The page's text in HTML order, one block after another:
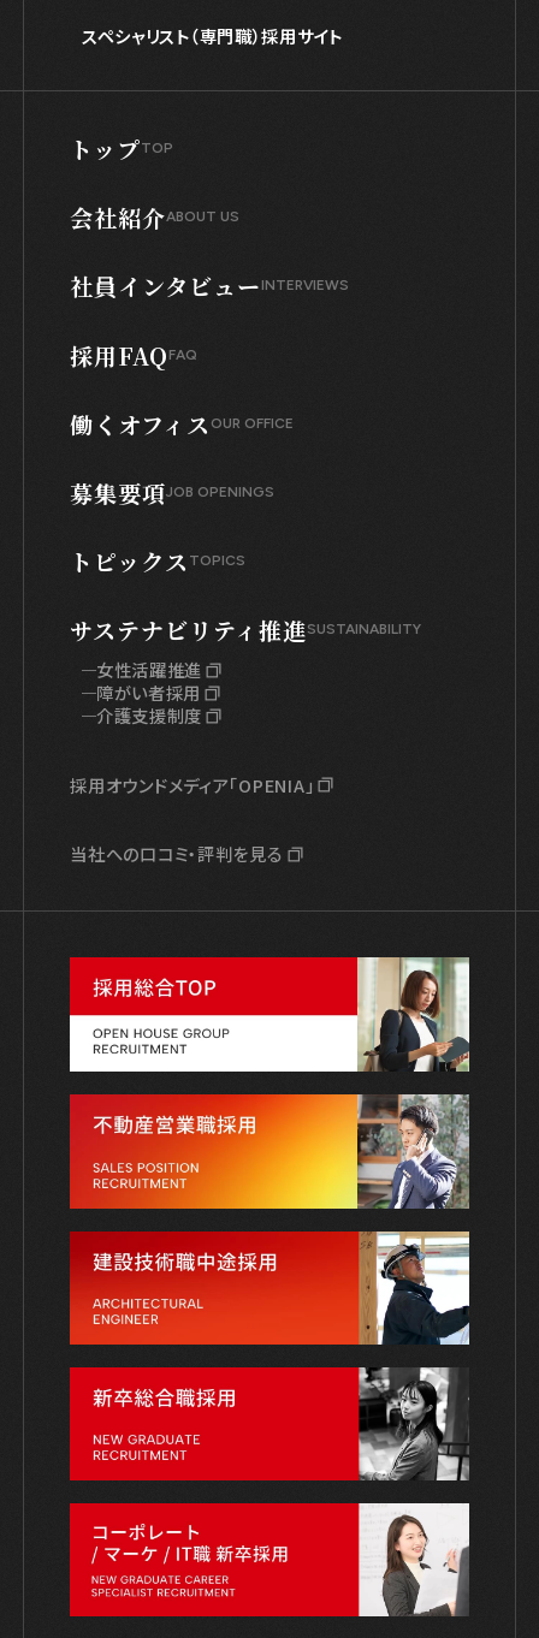
スペシャリスト（専門職）採用サイト
トップTOP
会社紹介ABOUT US
社員インタビューINTERVIEWS
採用FAQFAQ
働くオフィス OUR OFFICE
サステナビリティ推進SUSTAINABILITY
女性活躍推進
障がい者採用
介護支援制度
トピックス TOPICS
募集要項JOB OPENINGS
採用オウンドメディア「OPENIA」
当社への口コミ・評判を見る